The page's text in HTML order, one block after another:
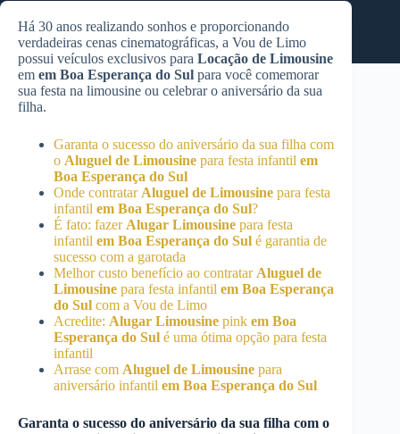
Há 30 anos realizando sonhos e proporcionando
verdadeiras cenas cinematográficas, a Vou de Limo
possui veículos exclusivos para Locação de Limousine
em em Boa Esperança do Sul para você comemorar
sua festa na limousine ou celebrar o aniversário da sua
filha.
Garanta o sucesso do aniversário da sua filha com
o Aluguel de Limousine para festa infantil em
Boa Esperança do Sul
Onde contratar Aluguel de Limousine para festa
infantil em Boa Esperança do Sul?
É fato: fazer Alugar Limousine para festa
infantil em Boa Esperança do Sul é garantia de
sucesso com a garotada
Melhor custo benefício ao contratar Aluguel de
Limousine para festa infantil em Boa Esperança
do Sul com a Vou de Limo
Acredite: Alugar Limousine pink em Boa
Esperança do Sul é uma ótima opção para festa
infantil
Arrase com Aluguel de Limousine para
aniversário infantil em Boa Esperança do Sul
Garanta o sucesso do aniversário da sua filha com o